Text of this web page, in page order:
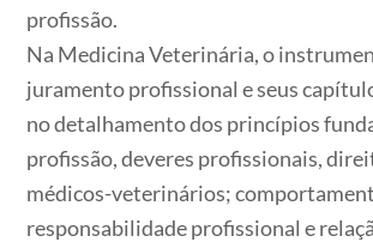
profissão.
Na Medicina Veterinária, o
juramento profissional e seus
no detalhamento dos princípios
profissão, deveres profissionais,
médicos-veterinários;
responsabilidade profissional e